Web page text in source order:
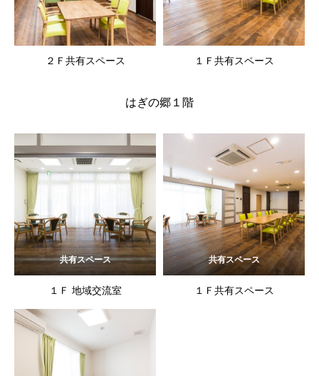
２Ｆ共有スペース １Ｆ共有スペース
はぎの郷１階
共有スペース
１Ｆ 地域交流室
共有スペース
１Ｆ共有スペース